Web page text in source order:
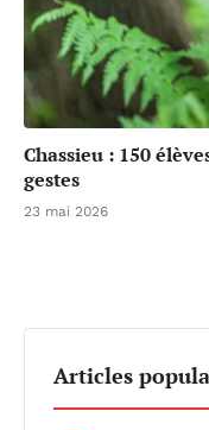
Chassieu : 150
gestes
23 mai 2026
Articles